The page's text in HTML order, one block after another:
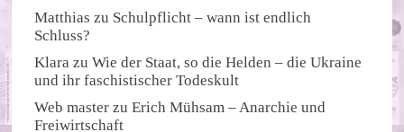
Matthias zu Schulpflicht – wann ist endlich
Schluss?
Klara zuWie der Staat, so die Helden – die Ukraine
und ihr faschistischer Todeskult
Web master zuErich Mühsam – Anarchie und
Freiwirtschaft